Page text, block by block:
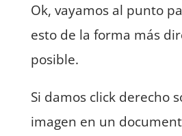
Ok, vayamos al punto
esto de la forma más
posible.
Si damos click derecho
imagen en un